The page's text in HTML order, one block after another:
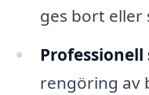
ges bort eller
rengöring av